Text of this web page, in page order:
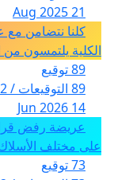
21 Aug 2025
كلنا نتضامن مع
الكلية يلتمسون من
89 توقيع
89 التوقيعات / 12 أشهر
14 Jun 2026
عريضة رفض
على مختلف
73 توقيع